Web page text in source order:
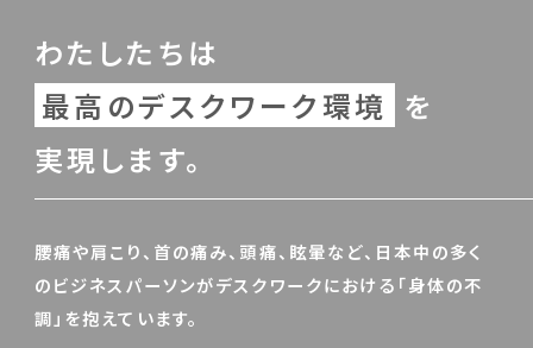
わたしたちは
最高のデスクワーク環境 を
実現します。
腰痛や肩こり、首の痛み、頭痛、眩暈など、日本中の多く
のビジネスパーソンがデスクワークにおける「身体の不
調」を抱えています。